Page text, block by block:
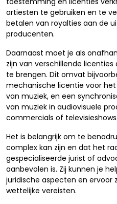
artiesten te gebruiken en te
betalen van royalties aan de
producenten.
Daarnaast moet je als
zijn van verschillende
te brengen. Dit omvat
mechanische licentie voor
van muziek, en een
van muziek in audiovisuele
commercials of televisieshows.
Het is belangrijk om te
complex kan zijn en dat het
gespecialiseerde jurist of
aanbevolen is. Zij kunnen je
juridische aspecten en ervoor
wettelijke vereisten.